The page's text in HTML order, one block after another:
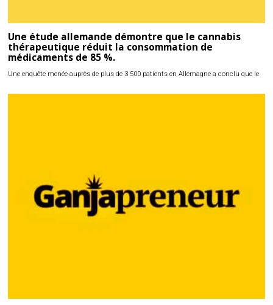
Une étude allemande démontre que le cannabis
thérapeutique réduit la consommation de
médicaments de 85 %.
Une enquête menée auprès de plus de 3 500 patients en Allemagne a conclu que le